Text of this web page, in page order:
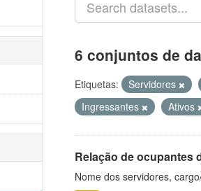
6 conjuntos de
Etiquetas: Servidores
Ingressantes
Ativos
Relação de ocupantes
Nome dos servidores,